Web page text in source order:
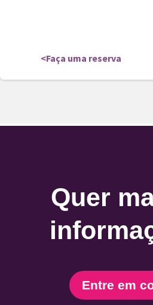
<Faça uma reserva
Quer
Entre em